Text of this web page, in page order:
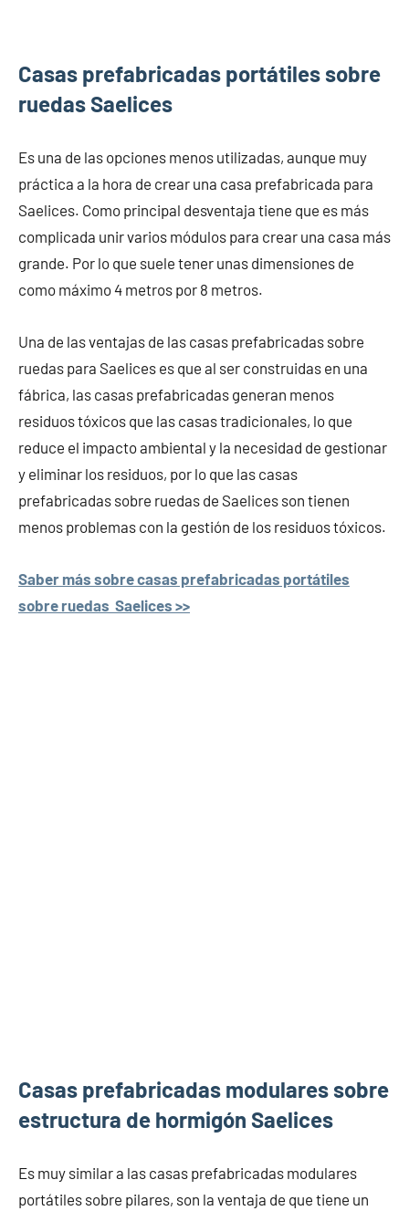
Casas prefabricadas portátiles sobre
ruedas Saelices
Es una de las opciones menos utilizadas, aunque muy
práctica a la hora de crear una casa prefabricada para
Saelices. Como principal desventaja tiene que es más
complicada unir varios módulos para crear una casa más
grande. Por lo que suele tener unas dimensiones de
como máximo 4 metros por 8 metros.
Una de las ventajas de las casas prefabricadas sobre
ruedas para Saelices es que al ser construidas en una
fábrica, las casas prefabricadas generan menos
residuos tóxicos que las casas tradicionales, lo que
reduce el impacto ambiental y la necesidad de gestionar
y eliminar los residuos, por lo que las casas
prefabricadas sobre ruedas de Saelices son tienen
menos problemas con la gestión de los residuos tóxicos.
Saber más sobre casas prefabricadas portátiles
sobre ruedas Saelices >>
Casas prefabricadas modulares sobre
estructura de hormigón Saelices
Es muy similar a las casas prefabricadas modulares
portátiles sobre pilares, son la ventaja de que tiene un